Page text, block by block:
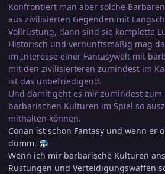
Konfrontiert man aber solche
aus zivilisierten Gegenden mit
Vollrüstung, dann sind sie komplette
Historisch und vernunftsmäßig mag
im Interesse einer Fantasywelt mit
mit den zivilisierteren zumindest im
ist das unbefriedigend.
Und damit geht es mir zumindest zum
barbarischen Kulturen im Spiel so
mithalten können.
Conan ist schon Fantasy und wenn er
dumm.
Wenn ich mir barbarische Kulturen
Rüstungen und Verteidigungswaffen